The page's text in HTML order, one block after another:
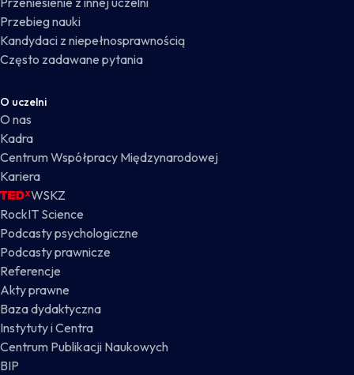
Przebieg nauki
Kandydaci z niepełnosprawnością
Często zadawane pytania
O uczelni
O nas
Kadra
Centrum Współpracy Międzynarodowej
Kariera
WSKZ
RockIT Science
Podcasty psychologiczne
Podcasty prawnicze
Referencje
Akty prawne
Baza dydaktyczna
Instytuty i Centra
Centrum Publikacji Naukowych
BIP